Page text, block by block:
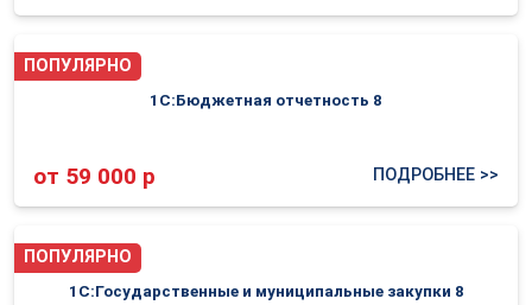
ПОПУЛЯРНО
1С:Бюджетная отчетность 8
от 59 000 р ПОДРОБНЕЕ >>
ПОПУЛЯРНО
1С:Государственные и муниципальные закупки 8